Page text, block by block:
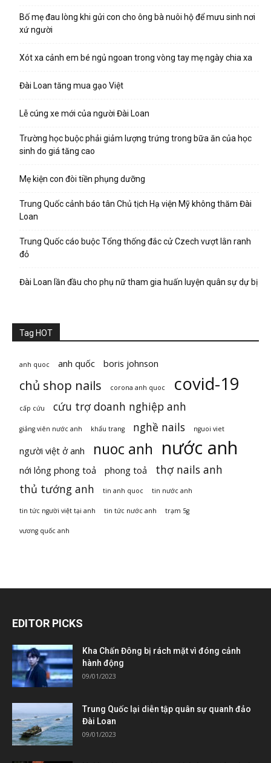
Bố mẹ đau lòng khi gửi con cho ông bà nuôi hộ để mưu sinh nơi
xứ người
Xót xa cảnh em bé ngủ ngoan trong vòng tay mẹ ngày chia xa
Đài Loan tăng mua gạo Việt
Lễ cúng xe mới của người Đài Loan
Trường học buộc phải giảm lượng trứng trong bữa ăn của học
sinh do giá tăng cao
Mẹ kiện con đòi tiền phụng dưỡng
Trung Quốc cảnh báo tân Chủ tịch Hạ viện Mỹ không thăm Đài
Loan
Trung Quốc cáo buộc Tổng thống đắc cử Czech vượt lằn ranh
đỏ
Đài Loan lần đầu cho phụ nữ tham gia huấn luyện quân sự dự bị
Tag HOT
anh quoc anh quốc boris johnson
chủ shop nails corona anh quoc covid-19
cấp cứu cứu trợ doanh nghiệp anh
giảng viên nước anh khẩu trang nghề nails nguoi viet
người việt ở anh nuoc anh nước anh
nới lỏng phong toả phong toả
thợ nails anh
thủ tướng anh
tin anh quoc tin nước anh
tin tức người việt tại anh tin tức nước anh trạm 5g
vương quốc anh
EDITOR PICKS
Kha Chấn Đông bị rách mặt vì đóng cảnh
hành động
09/01/2023
Trung Quốc lại diễn tập quân sự quanh đảo
Đài Loan
09/01/2023